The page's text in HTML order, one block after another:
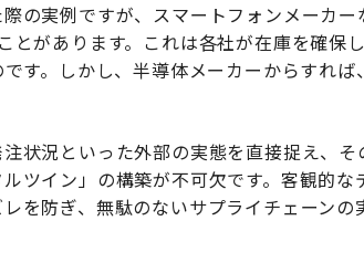
の実例ですが、スマートフォンメーカ
があります。これは各社が在庫を確保
す。しかし、半導体メーカーからすれば
状況といった外部の実態を直接捉え、そ
ツイン」の構築が不可欠です。客観的な
を防ぎ、無駄のないサプライチェーンの